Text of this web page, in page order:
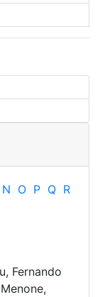
N O P Q R
Fernando